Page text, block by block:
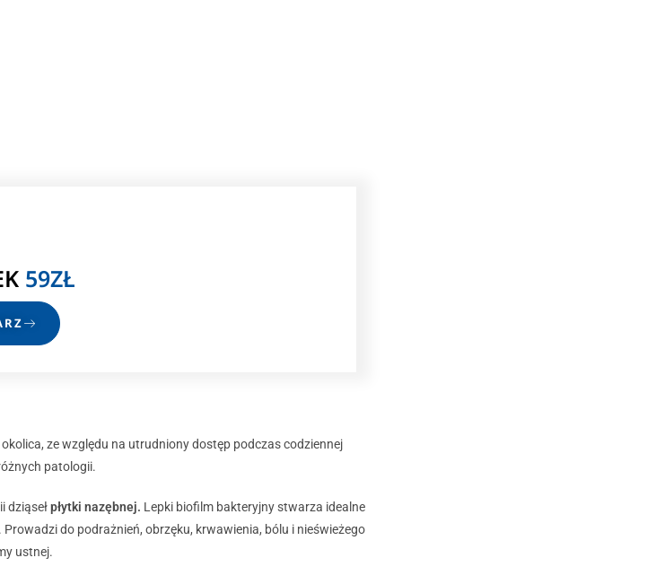
59ZŁ
ze względu na utrudniony dostęp podczas codziennej
patologii.
dziąsełpłytki nazębnej. Lepki biofilm bakteryjny stwarza idealne
. Prowadzi do podrażnień, obrzęku, krwawienia, bólu i nieświeżego
ustnej.